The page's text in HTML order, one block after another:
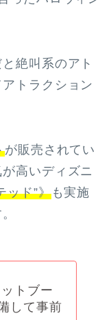
絶叫系のアト
トラクション
が販売されてい
高いディズニ
ッド”》も実施
トブー
して事前